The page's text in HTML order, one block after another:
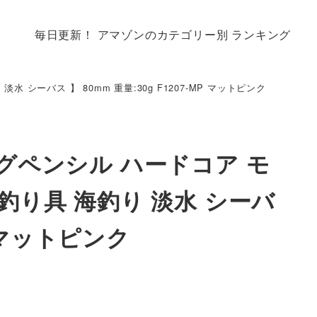
毎日更新！ アマゾンのカテゴリー別 ランキング
水 シーバス 】 80mm 重量:30g F1207-MP マットピンク
ペンシル ハードコア モ
り具 海釣り 淡水 シーバ
トピンク